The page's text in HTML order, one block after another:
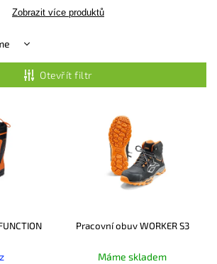
Zobrazit více produktů
Otevřít filtr
Pracovní obuv WORKER S3
Máme skladem